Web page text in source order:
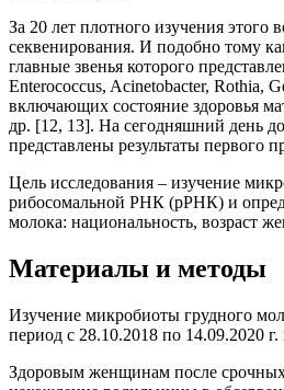
За 20 лет плотного изучения
секвенирования. И подобно тому
главные звенья которого
Enterococcus, Acinetobacter, Rothia,
включающих состояние здоровья
др. [12, 13]. На сегодняшний день
представлены результаты первого
Цель исследования – изучение
рибосомальной РНК (рРНК) и
молока: национальность, возраст
Материалы и методы
Изучение микробиоты грудного
период с 28.10.2018 по 14.09.2020
Здоровым женщинам после срочных